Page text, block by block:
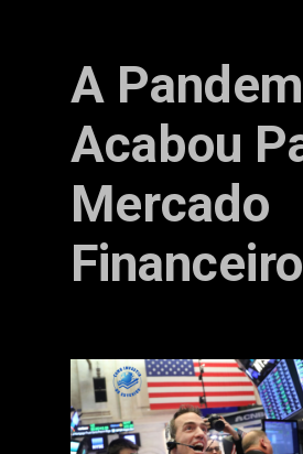
A
Acabou
Mercado
Financeiro